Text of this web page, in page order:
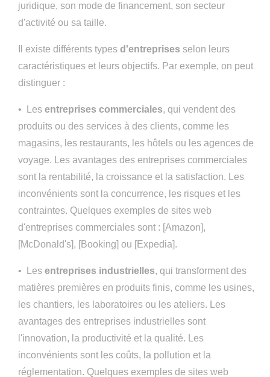
juridique, son mode de financement, son secteur
d'activité ou sa taille.
Il existe différents typesd'entreprises selon leurs
caractéristiques et leurs objectifs. Par exemple, on peut
distinguer :
• Lesentreprises commerciales, qui vendent des
produits ou des services à des clients, comme les
magasins, les restaurants, les hôtels ou les agences de
voyage. Les avantages des entreprises commerciales
sont la rentabilité, la croissance et la satisfaction. Les
inconvénients sont la concurrence, les risques et les
contraintes. Quelques exemples de sites web
d'entreprises commerciales sont : [Amazon],
[McDonald's], [Booking] ou [Expedia].
• Lesentreprises industrielles, qui transforment des
matières premières en produits finis, comme les usines,
les chantiers, les laboratoires ou les ateliers. Les
avantages des entreprises industrielles sont
l'innovation, la productivité et la qualité. Les
inconvénients sont les coûts, la pollution et la
réglementation. Quelques exemples de sites web